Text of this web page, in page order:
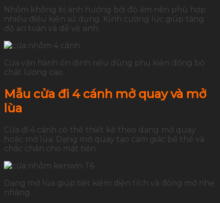
Nhôm không bị ảnh hưởng bởi độ ẩm nên phù hợp
nhiều điều kiện sử dụng. Kính cường lực giúp tăng
độ an toàn và dễ vệ sinh.
Cửa vận hành ổn định nếu dùng phụ kiện đồng bộ
chất lượng cao.
Mẫu cửa đi 4 cánh mở quay và mở
lùa
Cửa đi 4 cánh có thể thiết kế theo dạng mở quay
hoặc mở lùa. Dạng mở quay tạo cảm giác bề thế và
chắc chắn cho mặt tiền.
Dạng mở lùa giúp tiết kiệm diện tích và đóng mở nhẹ
nhàng.